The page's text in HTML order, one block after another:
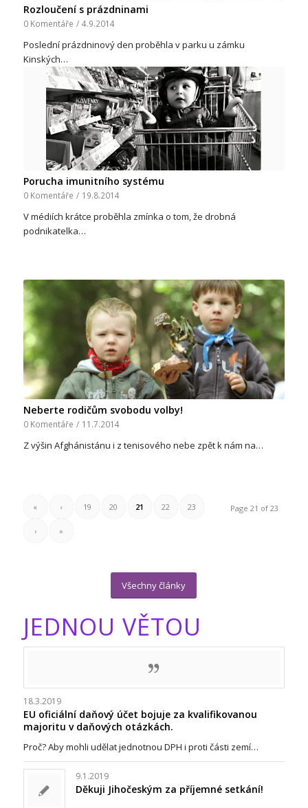
Rozloučení s prázdninami
0 Komentáře / 4.9.2014
Poslední prázdninový den proběhla v parku u zámku
Kinských…
Porucha imunitního systému
0 Komentáře / 19.8.2014
V médiích krátce proběhla zmínka o tom, že drobná
podnikatelka…
Neberte rodičům svobodu volby!
0 Komentáře / 11.7.2014
Z výšin Afghánistánu i z tenisového nebe zpět k nám na…
Page 21 of 23
« ‹ 19 20 21 22 23
› »
Všechny články
JEDNOU VĚTOU
18.3.2019
EU oficiální daňový účet bojuje za kvalifikovanou
majoritu v daňových otázkách.
Proč? Aby mohli udělat jednotnou DPH i proti části zemí…
9.1.2019
Děkuji Jihočeským za příjemné setkání!